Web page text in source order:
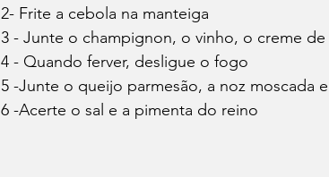
2- Frite a cebola na manteiga
3 - Junte o champignon, o vinho, o creme de
4 - Quando ferver, desligue o fogo
5 -Junte o queijo parmesão, a noz moscada
6 -Acerte o sal e a pimenta do reino